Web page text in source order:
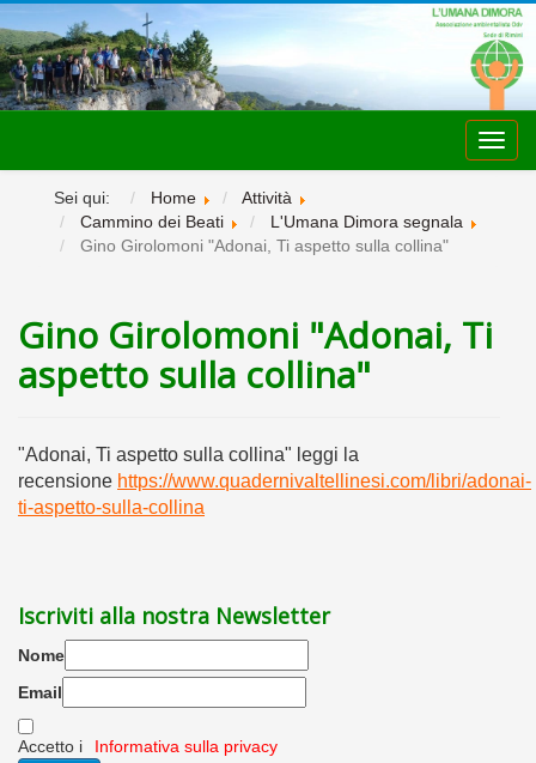
Sei qui:
Home
Attività
Cammino dei Beati
L'Umana Dimora segnala
Gino Girolomoni "Adonai, Ti aspetto sulla collina"
Gino Girolomoni "Adonai, Ti
aspetto sulla collina"
"Adonai, Ti aspetto sulla collina" leggi la
recensione https://www.quadernivaltellinesi.com/libri/adonai-
ti-aspetto-sulla-collina
Iscriviti alla nostra Newsletter
Nome
Email
Accetto i Informativa sulla privacy